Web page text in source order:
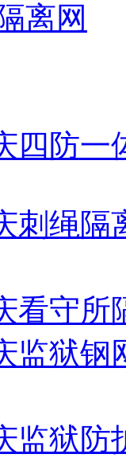
离网
四防一
刺绳隔
看守所
监狱钢
监狱防